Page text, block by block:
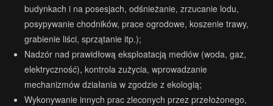
budynkach i na posesjach, odśnieżanie, zrzucanie lodu,
posypywanie chodników, prace ogrodowe, koszenie trawy,
grabienie liści, sprzątanie itp.);
Nadzór nad prawidłową eksploatacją mediów (woda, gaz,
elektryczność), kontrola zużycia, wprowadzanie
mechanizmów działania w zgodzie z ekologią;
Wykonywanie innych prac zleconych przez przełożonego,